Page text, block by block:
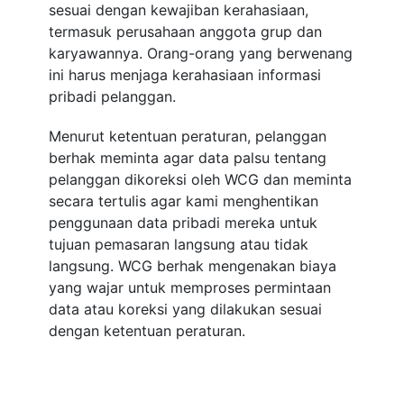
sesuai dengan kewajiban kerahasiaan,
termasuk perusahaan anggota grup dan
karyawannya. Orang-orang yang berwenang
ini harus menjaga kerahasiaan informasi
pribadi pelanggan.
Menurut ketentuan peraturan, pelanggan
berhak meminta agar data palsu tentang
pelanggan dikoreksi oleh WCG dan meminta
secara tertulis agar kami menghentikan
penggunaan data pribadi mereka untuk
tujuan pemasaran langsung atau tidak
langsung. WCG berhak mengenakan biaya
yang wajar untuk memproses permintaan
data atau koreksi yang dilakukan sesuai
dengan ketentuan peraturan.